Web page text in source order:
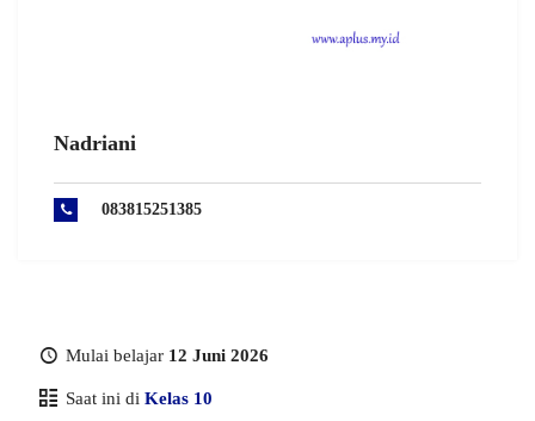
Nadriani
083815251385
Mulai belajar 12 Juni 2026
Saat ini di Kelas 10